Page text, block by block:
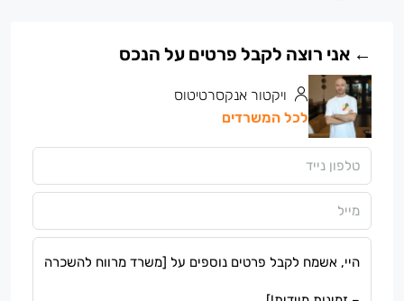
ויקטור אנקסרטיטוס
לכל המשרדים